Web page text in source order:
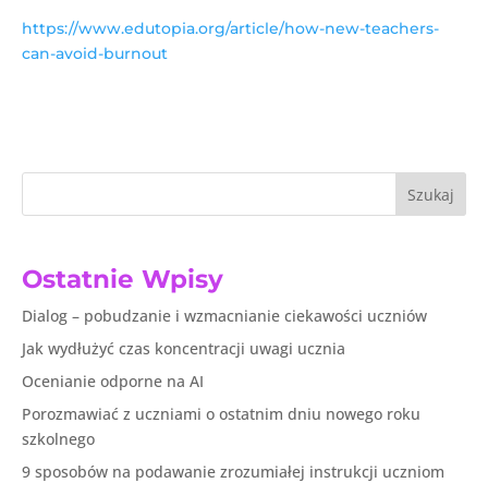
https://www.edutopia.org/article/how-new-teachers-
can-avoid-burnout
Szukaj
Ostatnie Wpisy
Dialog – pobudzanie i wzmacnianie ciekawości uczniów
Jak wydłużyć czas koncentracji uwagi ucznia
Ocenianie odporne na AI
Porozmawiać z uczniami o ostatnim dniu nowego roku
szkolnego
9 sposobów na podawanie zrozumiałej instrukcji uczniom